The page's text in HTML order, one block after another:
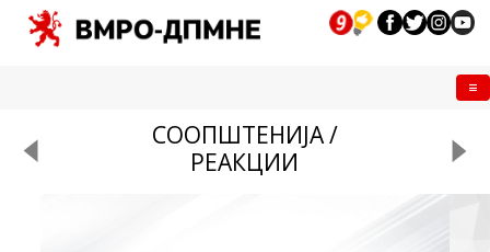
СООПШТЕНИЈА /
РЕАКЦИИ